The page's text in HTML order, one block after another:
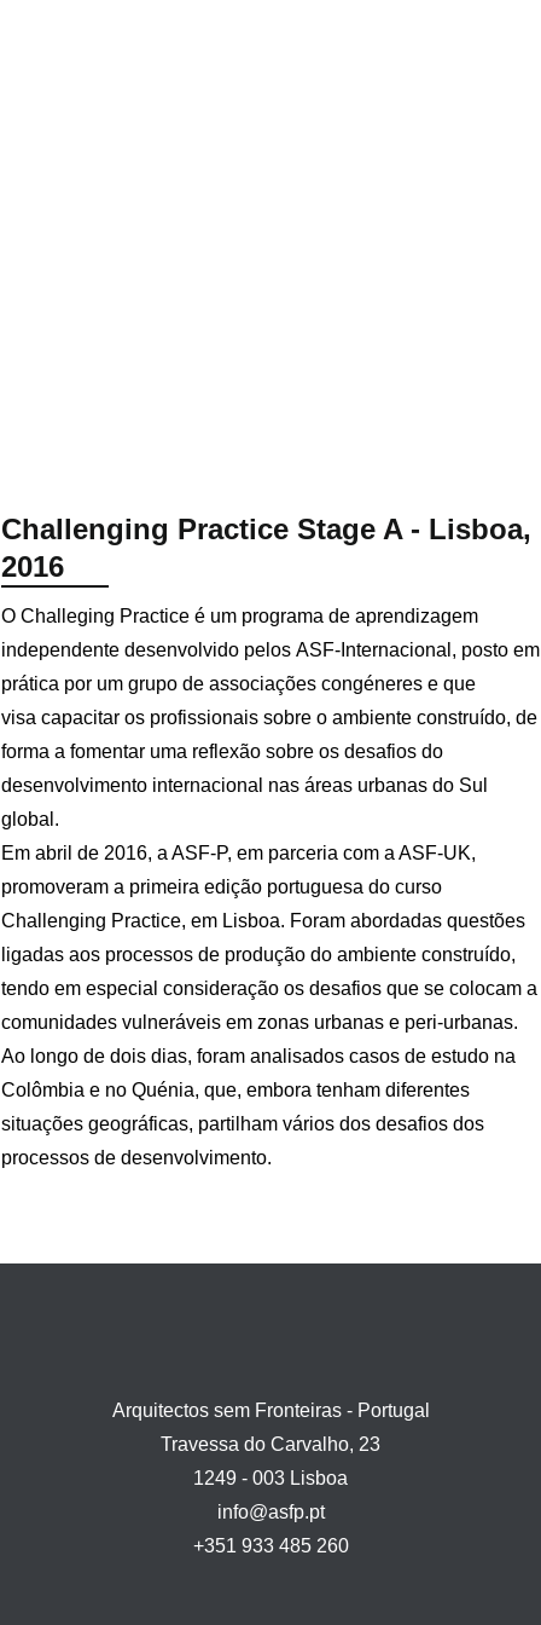
Challenging Practice Stage A - Lisboa,
2016
O Challeging Practice é um programa de aprendizagem
independente desenvolvido pelos ASF-Internacional, posto em
prática por um grupo de associações congéneres e que
visa capacitar os profissionais sobre o ambiente construído, de
forma a fomentar uma reflexão sobre os desafios do
desenvolvimento internacional nas áreas urbanas do Sul
global.
Em abril de 2016, a ASF-P, em parceria com a ASF-UK,
promoveram a primeira edição portuguesa do curso
Challenging Practice, em Lisboa. Foram abordadas questões
ligadas aos processos de produção do ambiente construído,
tendo em especial consideração os desafios que se colocam a
comunidades vulneráveis em zonas urbanas e peri-urbanas.
Ao longo de dois dias, foram analisados casos de estudo na
Colômbia e no Quénia, que, embora tenham diferentes
situações geográficas, partilham vários dos desafios dos
processos de desenvolvimento.
Arquitectos sem Fronteiras - Portugal
Travessa do Carvalho, 23
1249 - 003 Lisboa
info@asfp.pt
+351 933 485 260